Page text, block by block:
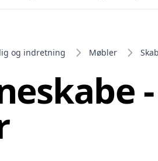
og indretning Møbler